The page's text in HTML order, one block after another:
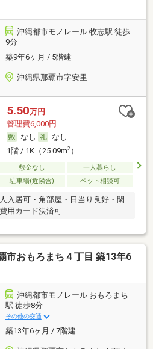
沖縄都市モノレール 牧志駅 徒歩
9分
築9年6ヶ月 / 5階建
沖縄県那覇市字安里
5.50万円
管理費6,000円
なし
なし
1階 / 1K（25.09m2）
敷金なし
一人暮らし
駐車場(近隣含) ペット相談可
入居可・角部屋・日当り良好・閑
用カード決済可
市おもろまち４丁目 築13年6
沖縄都市モノレール おもろまち
駅 徒歩8分
その他の交通
築13年6ヶ月 / 7階建